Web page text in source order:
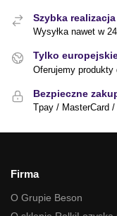
Szybka realizacja
Wysyłka nawet w
Tylko
Oferujemy produkty
Bezpieczne
Tpay / MasterCard
Firma
O Grupie Beson